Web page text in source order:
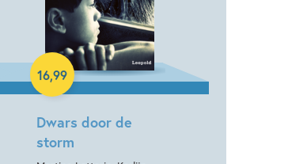
Dwars door de
storm
16,99
Paperback